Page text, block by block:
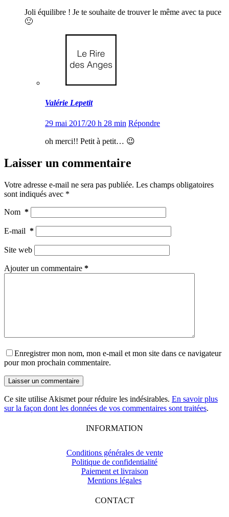
Joli équilibre ! Je te souhaite de trouver le même avec ta puce
🙂
Valérie Lepetit
29 mai 2017/20 h 28 min Répondre
oh merci!! Petit à petit… 😉
Laisser un commentaire
Votre adresse e-mail ne sera pas publiée. Les champs obligatoires
sont indiqués avec *
Nom *
E-mail *
Site web
Ajouter un commentaire *
Enregistrer mon nom, mon e-mail et mon site dans ce navigateur
pour mon prochain commentaire.
Laisser un commentaire
Ce site utilise Akismet pour réduire les indésirables. En savoir plus
sur la façon dont les données de vos commentaires sont traitées.
INFORMATION
Conditions générales de vente
Politique de confidentialité
Paiement et livraison
Mentions légales
CONTACT